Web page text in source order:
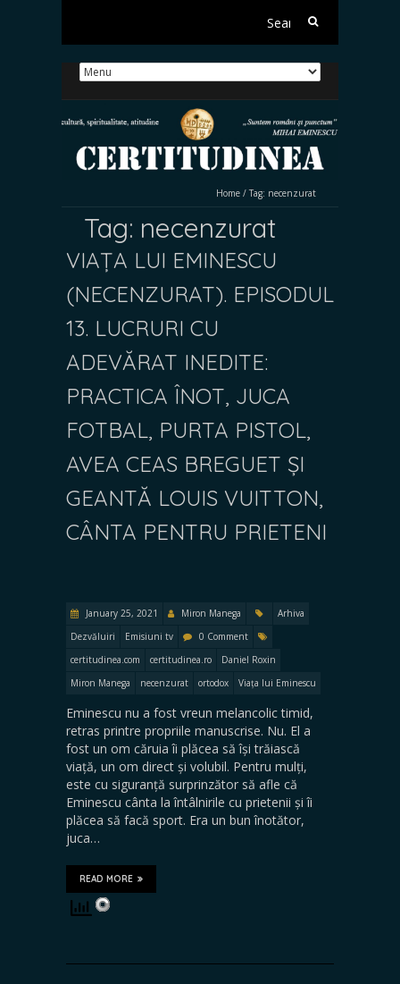
Search
Home / Tag: necenzurat
Tag: necenzurat
VIAȚA LUI EMINESCU
(NECENZURAT). EPISODUL
13. LUCRURI CU
ADEVĂRAT INEDITE:
PRACTICA ÎNOT, JUCA
FOTBAL, PURTA PISTOL,
AVEA CEAS BREGUET ȘI
GEANTĂ LOUIS VUITTON,
CÂNTA PENTRU PRIETENI
January 25, 2021 Miron Manega
Arhiva
Dezvăluiri
Emisiuni tv
0 Comment
certitudinea.com
certitudinea.ro
Daniel Roxin
Miron Manega
necenzurat ortodox Viața lui Eminescu
Eminescu nu a fost vreun melancolic timid,
retras printre propriile manuscrise. Nu. El a
fost un om căruia îi plăcea să își trăiască
viață, un om direct și volubil. Pentru mulți,
este cu siguranță surprinzător să afle că
Eminescu cânta la întâlnirile cu prietenii și îi
plăcea să facă sport. Era un bun înotător,
juca…
READ MORE